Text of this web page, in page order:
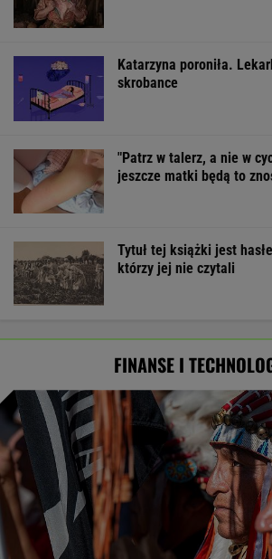
Katarzyna poroniła.
skrobance
"Patrz w talerz, a nie w
jeszcze matki będą to
Tytuł tej książki jest
którzy jej nie czytali
FINANSE I